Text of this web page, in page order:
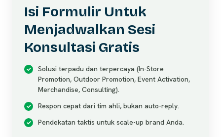
Isi Formulir Untuk
Menjadwalkan Sesi
Konsultasi Gratis
Solusi terpadu dan terpercaya (In-Store
Promotion, Outdoor Promotion, Event Activation,
Merchandise, Consulting).
Respon cepat dari tim ahli, bukan auto-reply.
Pendekatan taktis untuk scale-up brand Anda.